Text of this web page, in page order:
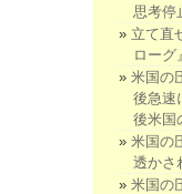
思考停
立て
ローグ』
米国の
後急速
後米国
米国の
透かさ
米国の